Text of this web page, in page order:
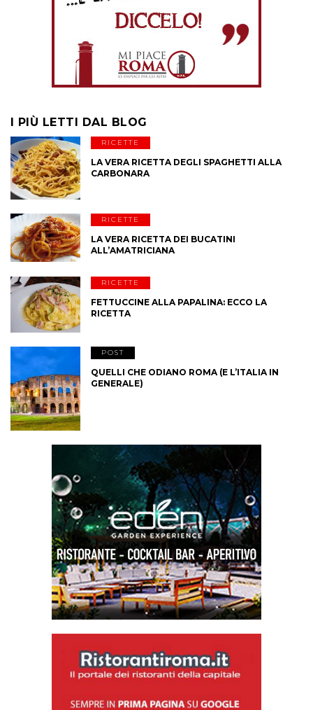
I PIÙ LETTI DAL BLOG
RICETTE
LA VERA RICETTA DEGLI SPAGHETTI ALLA
CARBONARA
RICETTE
LA VERA RICETTA DEI BUCATINI
ALL’AMATRICIANA
RICETTE
FETTUCCINE ALLA PAPALINA: ECCO LA
RICETTA
POST
QUELLI CHE ODIANO ROMA (E L’ITALIA IN
GENERALE)